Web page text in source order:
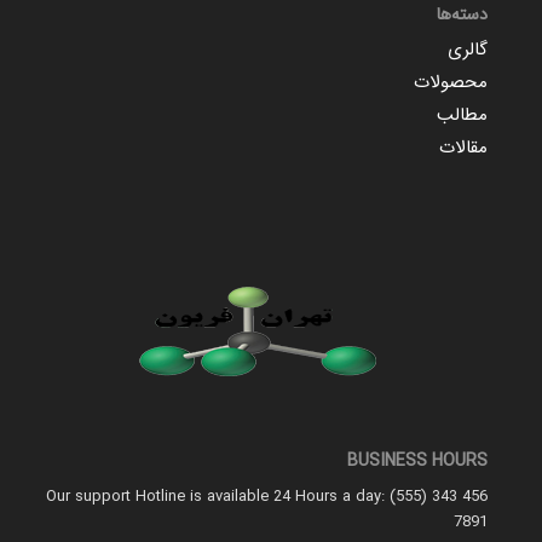
دسته‌ها
گالری
محصولات
مطالب
مقالات
BUSINESS HOURS
Our support Hotline is available 24 Hours a day: (555) 343 456
7891